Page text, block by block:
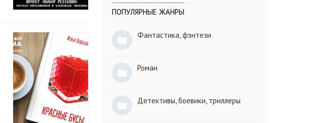
ПОПУЛЯРНЫЕ ЖАНРЫ
Фантастика, фэнтези
Роман
Детективы, боевики, триллеры